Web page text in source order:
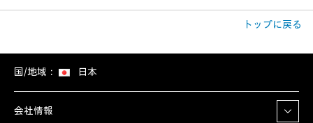
トップに戻る
国/地域： 日本
会社情報